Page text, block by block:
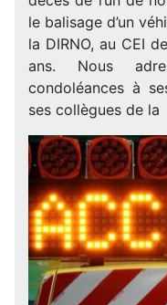
le balisage d’un
la DIRNO, au CEI
ans. Nous
condoléances à
ses collègues de la